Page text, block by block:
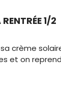
1/2
crème
et on